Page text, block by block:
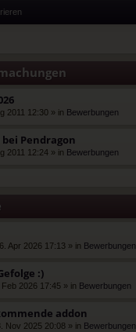
2011 12:30 » in Bewerbungen
Pendragon
2011 12:24 » in Bewerbungen
Apr 2026 17:13 » in Bewerbungen
:)
Feb 2026 17:45 » in Bewerbungen
addon
Nov 2025 20:08 » in Bewerbungen